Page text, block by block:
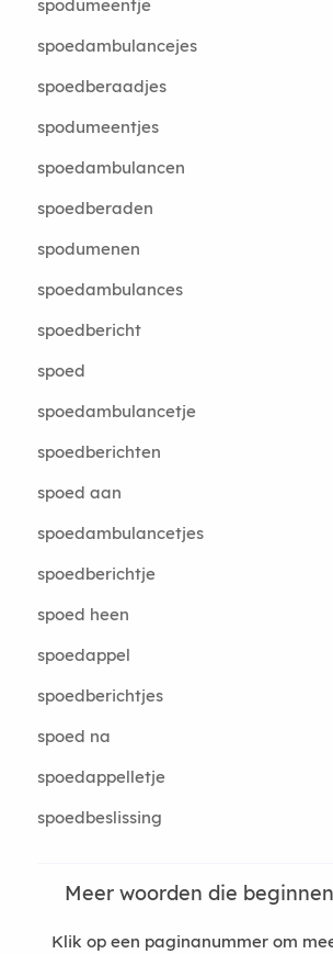
spodumeentje
spoedambulancejes
spoedberaadjes
spodumeentjes
spoedambulancen
spoedberaden
spodumenen
spoedambulances
spoedbericht
spoed
spoedambulancetje
spoedberichten
spoed aan
spoedambulancetjes
spoedberichtje
spoed heen
spoedappel
spoedberichtjes
spoed na
spoedappelletje
spoedbeslissing
Meer woorden die
Klik op een paginanummer om